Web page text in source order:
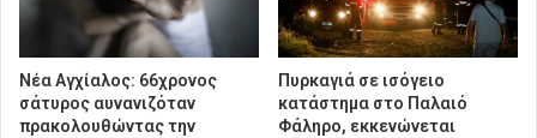
Νέα Αγχίαλος: 66χρονος
σάτυρος αυνανιζόταν
πρακολουθώντας την
Πυρκαγιά σε ισόγειο
κατάστημα στο Παλαιό
Φάληρο, εκκενώνεται